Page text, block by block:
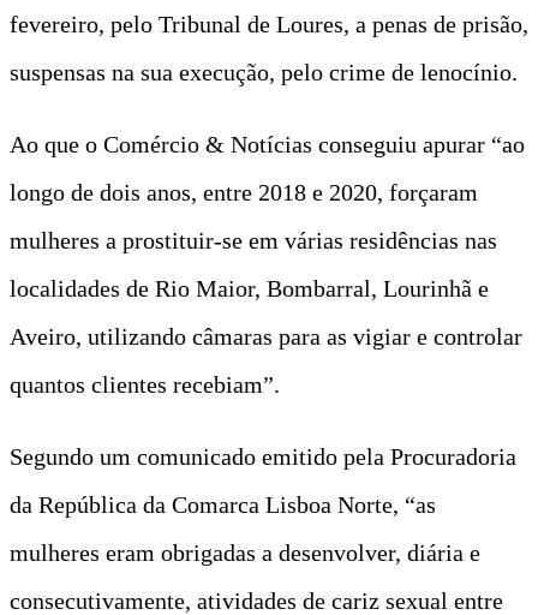
fevereiro, pelo Tribunal de Loures, a penas de prisão,
suspensas na sua execução, pelo crime de lenocínio.
Ao que o Comércio & Notícias conseguiu apurar “ao
longo de dois anos, entre 2018 e 2020, forçaram
mulheres a prostituir-se em várias residências nas
localidades de Rio Maior, Bombarral, Lourinhã e
Aveiro, utilizando câmaras para as vigiar e controlar
quantos clientes recebiam”.
Segundo um comunicado emitido pela Procuradoria
da República da Comarca Lisboa Norte, “as
mulheres eram obrigadas a desenvolver, diária e
consecutivamente, atividades de cariz sexual entre